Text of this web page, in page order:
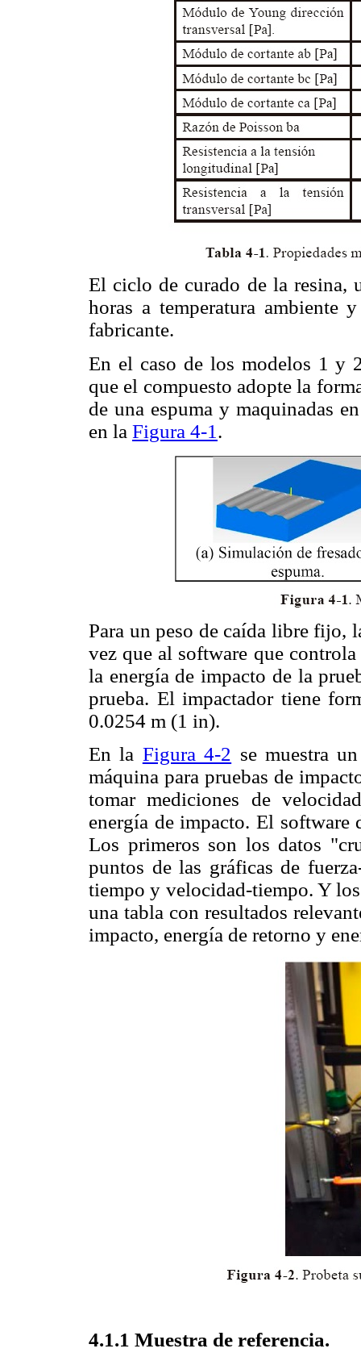
El ciclo de curado de la resina,
horas a temperatura ambiente
fabricante.
En el caso de los modelos 1 y
que el compuesto adopte la
de una espuma y maquinadas
en la Figura 4-1 .
Para un peso de caída libre fijo,
vez que al software que
la energía de impacto de la
prueba. El impactador tiene
0.0254 m (1 in).
En la Figura 4-2 se muestra
máquina para pruebas de
tomar mediciones de
energía de impacto. El software
Los primeros son los datos
puntos de las gráficas de
tiempo y velocidad-tiempo. Y
una tabla con resultados
impacto, energía de retorno y
4.1.1 Muestra de referencia.